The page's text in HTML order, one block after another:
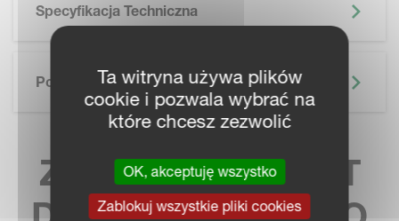
Specyfikacja Techniczna
Podobne Treści
ZNAJDŹ KONTAKT
Ta witryna używa plików
cookie i pozwala wybrać na
które chcesz zezwolić
OK, akceptuję wszystko
Zablokuj wszystkie pliki cookies